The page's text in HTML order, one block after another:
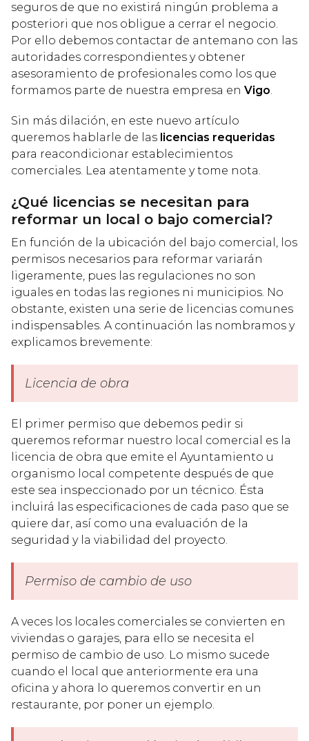
seguros de que no existirá ningún problema a
posteriori que nos obligue a cerrar el negocio.
Por ello debemos contactar de antemano con las
autoridades correspondientes y obtener
asesoramiento de profesionales como los que
formamos parte de nuestra empresa en Vigo.
Sin más dilación, en este nuevo artículo
queremos hablarle de las licencias requeridas
para reacondicionar establecimientos
comerciales. Lea atentamente y tome nota.
¿Qué licencias se necesitan para
reformar un local o bajo comercial?
En función de la ubicación del bajo comercial, los
permisos necesarios para reformar variarán
ligeramente, pues las regulaciones no son
iguales en todas las regiones ni municipios. No
obstante, existen una serie de licencias comunes
indispensables. A continuación las nombramos y
explicamos brevemente:
Licencia de obra
El primer permiso que debemos pedir si
queremos reformar nuestro local comercial es la
licencia de obra que emite el Ayuntamiento u
organismo local competente después de que
este sea inspeccionado por un técnico. Ésta
incluirá las especificaciones de cada paso que se
quiere dar, así como una evaluación de la
seguridad y la viabilidad del proyecto.
Permiso de cambio de uso
A veces los locales comerciales se convierten en
viviendas o garajes, para ello se necesita el
permiso de cambio de uso. Lo mismo sucede
cuando el local que anteriormente era una
oficina y ahora lo queremos convertir en un
restaurante, por poner un ejemplo.